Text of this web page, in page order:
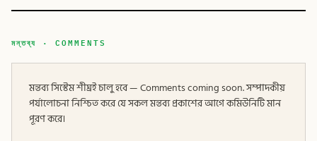
মন্তব্য · COMMENTS
মন্তব্য সিস্টেম শীঘ্রই চালু হবে — Comments coming soon. সম্পাদকীয়
পর্যালোচনা নিশ্চিত করে যে সকল মন্তব্য প্রকাশের আগে কমিউনিটি মান
পূরণ করে।